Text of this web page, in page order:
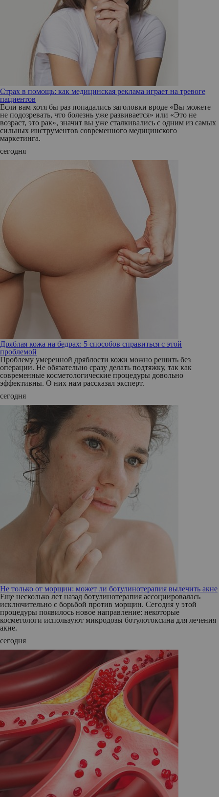
Страх в помощь: как медицинская реклама играет на тревоге
пациентов
Если вам хотя бы раз попадались заголовки вроде «Вы можете
не подозревать, что болезнь уже развивается» или «Это не
возраст, это рак», значит вы уже сталкивались с одним из самых
сильных инструментов современного медицинского
маркетинга.
сегодня
Дряблая кожа на бедрах: 5 способов справиться с этой
проблемой
Проблему умеренной дряблости кожи можно решить без
операции. Не обязательно сразу делать подтяжку, так как
современные косметологические процедуры довольно
эффективны. О них нам рассказал эксперт.
сегодня
Не только от морщин: может ли ботулинотерапия вылечить акне
Еще несколько лет назад ботулинотерапия ассоциировалась
исключительно с борьбой против морщин. Сегодня у этой
процедуры появилось новое направление: некоторые
косметологи используют микродозы ботулотоксина для лечения
акне.
сегодня